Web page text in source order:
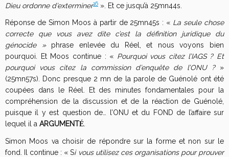
Dieu ordonne d’exterminer16 ». Et ce jusqu’à 25mn44s.
Réponse de Simon Moos à partir de 25mn45s : « La seule chose
correcte que vous avez dite c’est la définition juridique du
génocide »phrase enlevée du Réel, et nous voyons bien
pourquoi. Et Moos continue : « Pourquoi vous citez l’IAGS ? Et
pourquoi vous citez la commission d’enquête de l’ONU ?»
(25mn57s). Donc presque 2 mn de la parole de Guénolé ont été
coupées dans le Réel. Et des minutes fondamentales pour la
compréhension de la discussion et de la réaction de Guénolé,
puisque il y est question de… l’ONU et du FOND de l’affaire sur
lequel il a ARGUMENTÉ
Simon Moos va choisir de répondre sur la forme et non sur le
fond. Il continue : « Si vous utilisez ces organisations pour prouver